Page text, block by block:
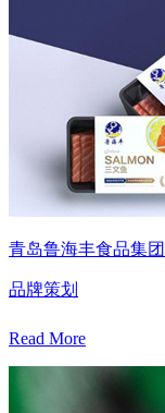
青岛鲁海丰食品集
品牌策划
Read More